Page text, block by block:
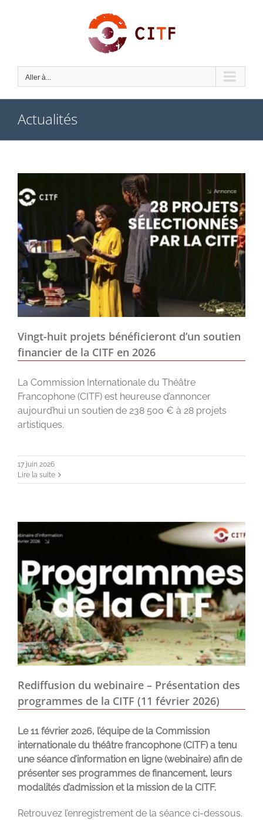
Aller à...
Actualités
Vingt-huit projets bénéficieront d’un soutien
financier de la CITF en 2026
La Commission Internationale du Théâtre
Francophone (CITF) est heureuse d’annoncer
aujourd’hui un soutien de 238 500 € à 28 projets
artistiques.
17 juin 2026
Lire la suite
Rediffusion du webinaire – Présentation des
programmes de la CITF (11 février 2026)
Le 11 février 2026, l’équipe de la Commission
internationale du théâtre francophone (CITF) a tenu
une séance d’information en ligne (webinaire) afin de
présenter ses programmes de financement, leurs
modalités d’admission et la mission de la CITF.
Retrouvez l’enregistrement de la séance ci-dessous.